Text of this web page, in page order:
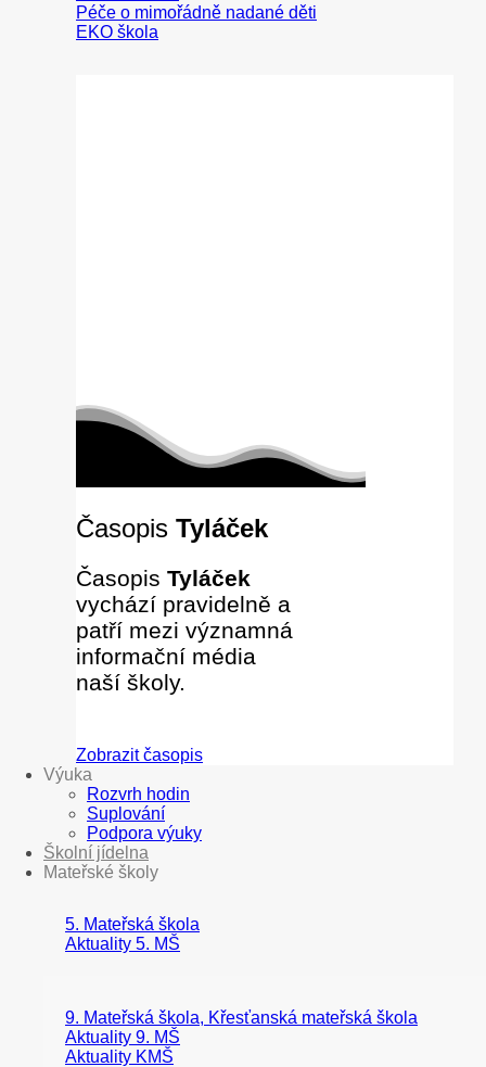
Péče o mimořádně nadané děti
EKO škola
Časopis Tyláček
Časopis Tyláček
vychází pravidelně a
patří mezi významná
informační média
naší školy.
Zobrazit časopis
Výuka
Rozvrh hodin
Suplování
Podpora výuky
Školní jídelna
Mateřské školy
5. Mateřská škola
Aktuality 5. MŠ
9. Mateřská škola, Křesťanská mateřská škola
Aktuality 9. MŠ
Aktuality KMŠ